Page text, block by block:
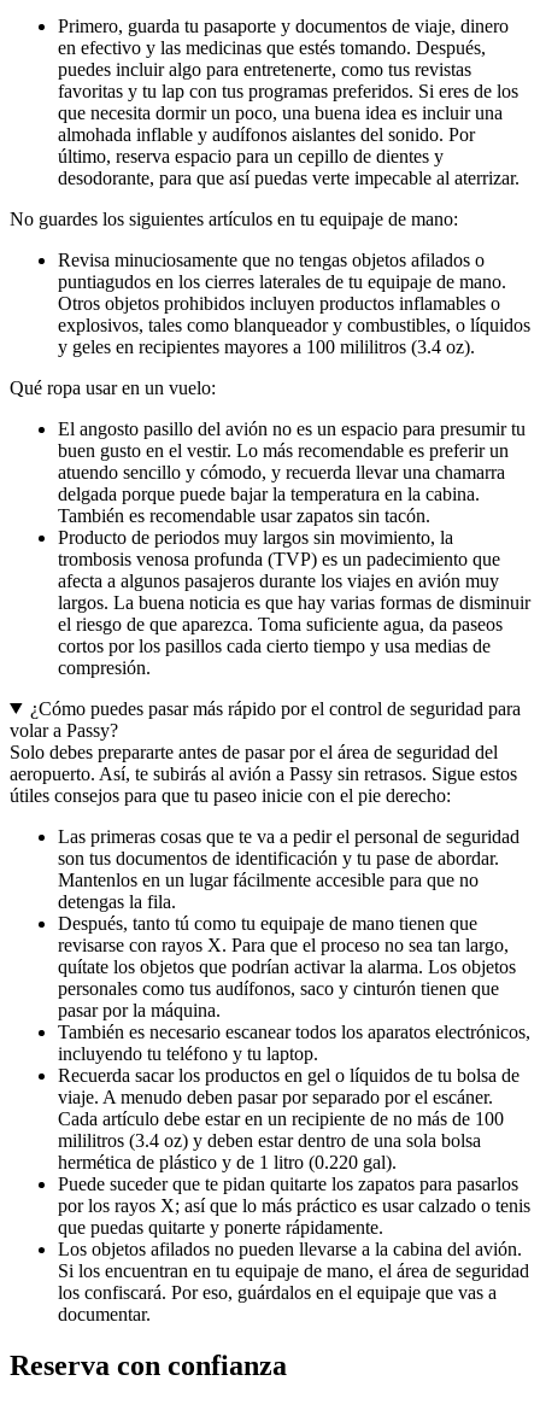
Primero, guarda tu pasaporte y documentos de viaje, dinero
en efectivo y las medicinas que estés tomando. Después,
puedes incluir algo para entretenerte, como tus revistas
favoritas y tu lap con tus programas preferidos. Si eres de los
que necesita dormir un poco, una buena idea es incluir una
almohada inflable y audífonos aislantes del sonido. Por
último, reserva espacio para un cepillo de dientes y
desodorante, para que así puedas verte impecable al aterrizar.
No guardes los siguientes artículos en tu equipaje de mano:
Revisa minuciosamente que no tengas objetos afilados o
puntiagudos en los cierres laterales de tu equipaje de mano.
Otros objetos prohibidos incluyen productos inflamables o
explosivos, tales como blanqueador y combustibles, o líquidos
y geles en recipientes mayores a 100 mililitros (3.4 oz).
Qué ropa usar en un vuelo:
El angosto pasillo del avión no es un espacio para presumir tu
buen gusto en el vestir. Lo más recomendable es preferir un
atuendo sencillo y cómodo, y recuerda llevar una chamarra
delgada porque puede bajar la temperatura en la cabina.
También es recomendable usar zapatos sin tacón.
Producto de periodos muy largos sin movimiento, la
trombosis venosa profunda (TVP) es un padecimiento que
afecta a algunos pasajeros durante los viajes en avión muy
largos. La buena noticia es que hay varias formas de disminuir
el riesgo de que aparezca. Toma suficiente agua, da paseos
cortos por los pasillos cada cierto tiempo y usa medias de
compresión.
¿Cómo puedes pasar más rápido por el control de seguridad para
volar a Passy?
Solo debes prepararte antes de pasar por el área de seguridad del
aeropuerto. Así, te subirás al avión a Passy sin retrasos. Sigue estos
útiles consejos para que tu paseo inicie con el pie derecho:
Las primeras cosas que te va a pedir el personal de seguridad
son tus documentos de identificación y tu pase de abordar.
Mantenlos en un lugar fácilmente accesible para que no
detengas la fila.
Después, tanto tú como tu equipaje de mano tienen que
revisarse con rayos X. Para que el proceso no sea tan largo,
quítate los objetos que podrían activar la alarma. Los objetos
personales como tus audífonos, saco y cinturón tienen que
pasar por la máquina.
También es necesario escanear todos los aparatos electrónicos,
incluyendo tu teléfono y tu laptop.
Recuerda sacar los productos en gel o líquidos de tu bolsa de
viaje. A menudo deben pasar por separado por el escáner.
Cada artículo debe estar en un recipiente de no más de 100
mililitros (3.4 oz) y deben estar dentro de una sola bolsa
hermética de plástico y de 1 litro (0.220 gal).
Puede suceder que te pidan quitarte los zapatos para pasarlos
por los rayos X; así que lo más práctico es usar calzado o tenis
que puedas quitarte y ponerte rápidamente.
Los objetos afilados no pueden llevarse a la cabina del avión.
Si los encuentran en tu equipaje de mano, el área de seguridad
los confiscará. Por eso, guárdalos en el equipaje que vas a
documentar.
Reserva con confianza